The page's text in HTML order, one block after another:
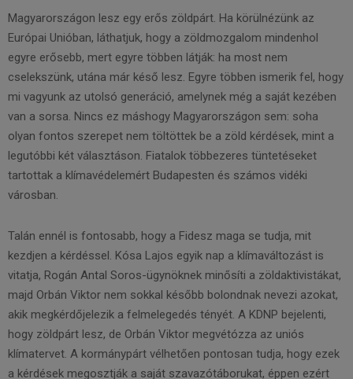
Magyarországon lesz egy erős zöldpárt. Ha körülnézünk az
Európai Unióban, láthatjuk, hogy a zöldmozgalom mindenhol
egyre erősebb, mert egyre többen látják: ha most nem
cselekszünk, utána már késő lesz. Egyre többen ismerik fel, hogy
mi vagyunk az utolsó generáció, amelynek még a saját kezében
van a sorsa. Nincs ez máshogy Magyarországon sem: soha
olyan fontos szerepet nem töltöttek be a zöld kérdések, mint a
legutóbbi két választáson. Fiatalok többezeres tüntetéseket
tartottak a klímavédelemért Budapesten és számos vidéki
városban.
Talán ennél is fontosabb, hogy a Fidesz maga se tudja, mit
kezdjen a kérdéssel. Kósa Lajos egyik nap a klímaváltozást is
vitatja, Rogán Antal Soros-ügynöknek minősíti a zöldaktivistákat,
majd Orbán Viktor nem sokkal később bolondnak nevezi azokat,
akik megkérdőjelezik a felmelegedés tényét. A KDNP bejelenti,
hogy zöldpárt lesz, de Orbán Viktor megvétózza az uniós
klímatervet. A kormánypárt vélhetően pontosan tudja, hogy ezek
a kérdések megosztják a saját szavazótáborukat, éppen ezért